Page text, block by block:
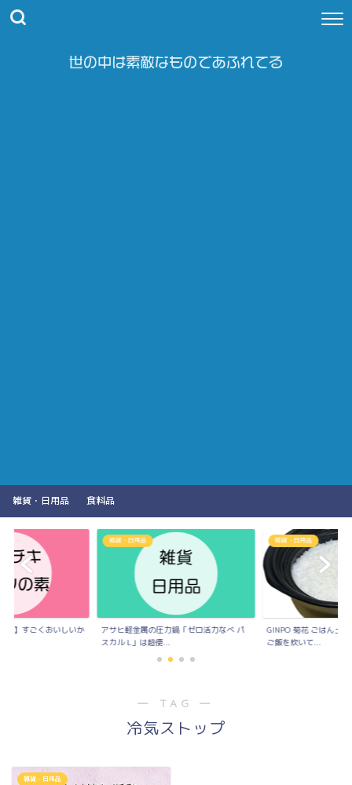
雑貨・日用品 食料品
素】すごくおいしいか
雑貨・日用品
アサヒ軽金属の圧力鍋「ゼロ活力なべ パ
スカル L」は超便...
雑貨・日用品
GINPO 菊花 ごはん土
ご飯を炊いて...
― TAG ―
冷気ストップ
雑貨・日用品